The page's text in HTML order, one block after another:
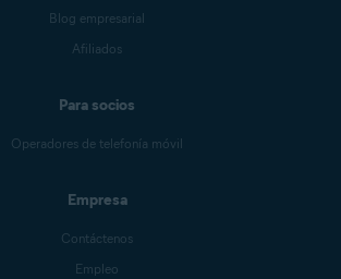
Blog empresarial
Afiliados
Para socios
Operadores de telefonía móvil
Empresa
Contáctenos
Empleo